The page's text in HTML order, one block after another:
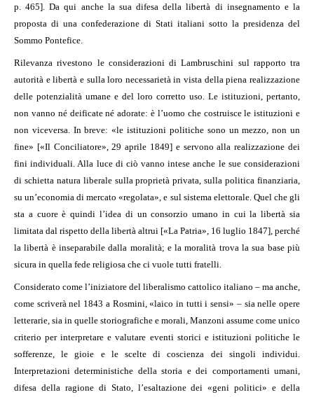
p. 465]. Da qui anche la sua difesa della libertà di insegnamento e la
proposta di una confederazione di Stati italiani sotto la presidenza del
Sommo Pontefice.
Rilevanza rivestono le considerazioni di Lambruschini sul rapporto tra
autorità e libertà e sulla loro necessarietà in vista della piena realizzazione
delle potenzialità umane e del loro corretto uso. Le istituzioni, pertanto,
non vanno né deificate né adorate: è l’uomo che costruisce le istituzioni e
non viceversa. In breve: «le istituzioni politiche sono un mezzo, non un
fine» [«Il Conciliatore», 29 aprile 1849] e servono alla realizzazione dei
fini individuali. Alla luce di ciò vanno intese anche le sue considerazioni
di schietta natura liberale sulla proprietà privata, sulla politica finanziaria,
su un’economia di mercato «regolata», e sul sistema elettorale. Quel che gli
sta a cuore è quindi l’idea di un consorzio umano in cui la libertà sia
limitata dal rispetto della libertà altrui [«La Patria», 16 luglio 1847], perché
la libertà è inseparabile dalla moralità; e la moralità trova la sua base più
sicura in quella fede religiosa che ci vuole tutti fratelli.
Considerato come l’iniziatore del liberalismo cattolico italiano – ma anche,
come scriverà nel 1843 a Rosmini, «laico in tutti i sensi» – sia nelle opere
letterarie, sia in quelle storiografiche e morali, Manzoni assume come unico
criterio per interpretare e valutare eventi storici e istituzioni politiche le
sofferenze, le gioie e le scelte di coscienza dei singoli individui.
Interpretazioni deterministiche della storia e dei comportamenti umani,
difesa della ragione di Stato, l’esaltazione dei «geni politici» e della